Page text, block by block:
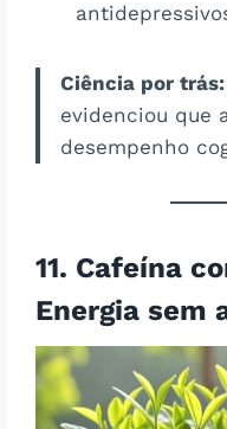
Ciência por trás:
evidenciou que
desempenho
11. Cafeína
Energia sem